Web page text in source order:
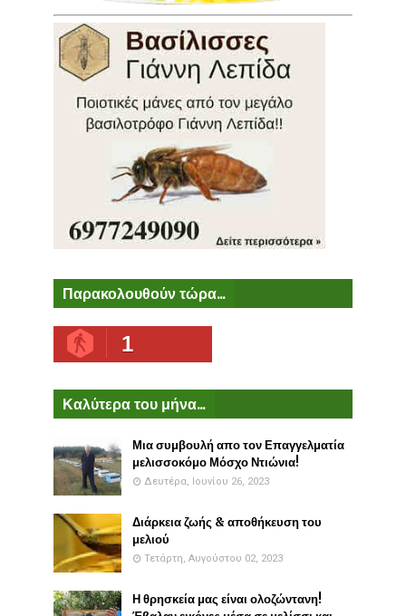
Παρακολουθούν τώρα...
1
Καλύτερα του μήνα...
Μια συμβουλή απο τον Επαγγελματία
μελισσοκόμο Μόσχο Ντιώνια!
Δευτέρα, Ιουνίου 26, 2023
Διάρκεια ζωής & αποθήκευση του
μελιού
Τετάρτη, Αυγούστου 02, 2023
Η θρησκεία μας είναι ολοζώντανη!